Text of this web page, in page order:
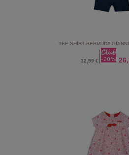
TEE SHIRT BERMUDA
32,99 €